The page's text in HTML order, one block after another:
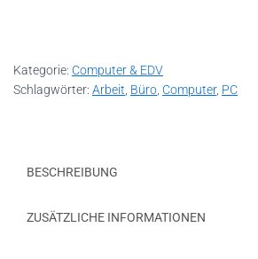
Kategorie: Computer & EDV
Schlagwörter: Arbeit Büro Computer, PC
BESCHREIBUNG
ZUSÄTZLICHE INFORMATIONEN